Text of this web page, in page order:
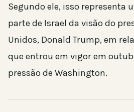
Segundo ele, isso representa
parte de Israel da visão do
Unidos, Donald Trump, em
que entrou em vigor em
pressão de Washington.